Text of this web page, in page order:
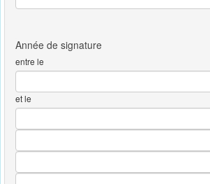
entre le
et le